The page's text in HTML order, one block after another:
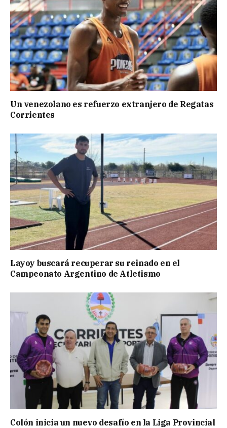
Un venezolano es refuerzo extranjero de Regatas
Corrientes
Layoy buscará recuperar su reinado en el
Campeonato Argentino de Atletismo
Colón inicia un nuevo desafío en la Liga Provincial